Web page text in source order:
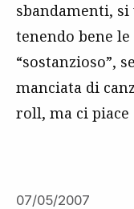
sbandamenti,
tenendo bene
“sostanzioso”,
manciata di
roll, ma ci piace
07/05/2007